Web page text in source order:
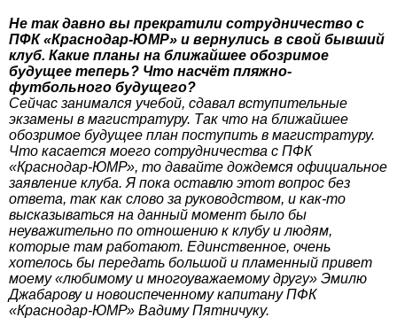
Не так давно вы прекратили сотрудничество с
ПФК «Краснодар-ЮМР» и вернулись в свой бывший
клуб. Какие планы на ближайшее обозримое
будущее теперь? Что насчёт пляжно-
футбольного будущего?
Сейчас занимался учебой, сдавал вступительные
экзамены в магистратуру. Так что на ближайшее
обозримое будущее план поступить в магистратуру.
Что касается моего сотрудничества с ПФК
«Краснодар-ЮМР», то давайте дождемся официальное
заявление клуба. Я пока оставлю этот вопрос без
ответа, так как слово за руководством, и как-то
высказываться на данный момент было бы
неуважительно по отношению к клубу и людям,
которые там работают. Единственное, очень
хотелось бы передать большой и пламенный привет
моему «любимому и многоуважаемому другу» Эмилю
Джабарову и новоиспеченному капитану ПФК
«Краснодар-ЮМР» Вадиму Пятничуку.